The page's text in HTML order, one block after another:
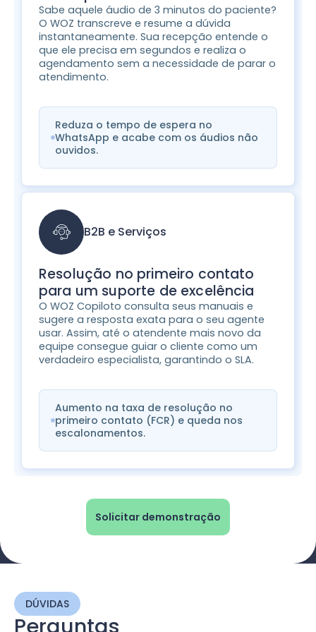
Sabe aquele áudio de 3 minutos do paciente?
O WOZ transcreve e resume a dúvida
instantaneamente. Sua recepção entende o
que ele precisa em segundos e realiza o
agendamento sem a necessidade de parar o
atendimento.
Reduza o tempo de espera no
WhatsApp e acabe com os áudios não
ouvidos.
B2B e Serviços
Resolução no primeiro contato
para um suporte de excelência
O WOZ Copiloto consulta seus manuais e
sugere a resposta exata para o seu agente
usar. Assim, até o atendente mais novo da
equipe consegue guiar o cliente como um
verdadeiro especialista, garantindo o SLA.
Aumento na taxa de resolução no
primeiro contato (FCR) e queda nos
escalonamentos.
Solicitar demonstração
DÚVIDAS
Perguntas